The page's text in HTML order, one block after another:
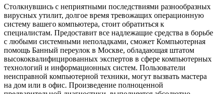
Столкнувшись с неприятными последствиями разнообразных
вирусных утилит, долгое время тревожащих операционную
систему вашего компьютера, стоит обратиться к
специалистам. Предоставит все надлежащие средства в борьбе
с любыми системными неполадками, сможет Компьютерная
помощь Банный переулок в Москве, обладающая штатом
высококвалифицированных экспертов в сфере компьютерных
технологий и информационных систем. Пользователи
неисправной компьютерной техники, могут вызвать мастера
на дом или в офис. Произведение полноценной